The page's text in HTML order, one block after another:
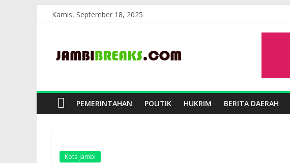
Kamis, September 18, 2025
JambiBreaks
PEMERINTAHAN POLITIK HUKRIM BERITA DAERAH
Kota Jambi